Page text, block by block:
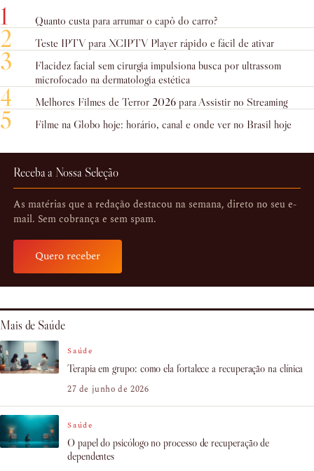
1 Quanto custa para arrumar o capô do carro?
2 Teste IPTV para XCIPTV Player rápido e fácil de ativar
3
Flacidez facial sem cirurgia impulsiona busca por ultrassom
microfocado na dermatologia estética
4 Melhores Filmes de Terror 2026 para Assistir no Streaming
5 Filme na Globo hoje: horário, canal e onde ver no Brasil hoje
Receba a Nossa Seleção
As matérias que a redação destacou na semana, direto no seu e-
mail. Sem cobrança e sem spam.
Quero receber
Mais de Saúde
Saúde
Terapia em grupo: como ela fortalece a recuperação na clínica
27 de junho de 2026
Saúde
O papel do psicólogo no processo de recuperação de
dependentes